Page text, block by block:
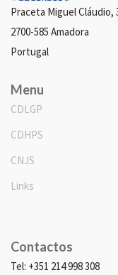
Praceta Miguel Cláudio,
2700-585 Amadora
Portugal
Menu
CDLGP
CDHPS
CNJS
Links
Contactos
Tel: +351 214 998 308